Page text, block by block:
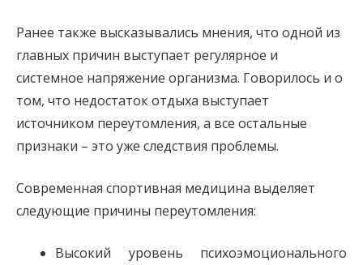
Ранее также высказывались мнения, что одной из
главных причин выступает регулярное и
системное напряжение организма. Говорилось и о
том, что недостаток отдыха выступает
источником переутомления, а все остальные
признаки – это уже следствия проблемы.
Современная спортивная медицина выделяет
следующие причины переутомления:
Высокий уровень психоэмоционального